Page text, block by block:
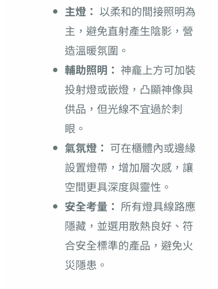
主燈： 以柔和的間接照明為
主，避免直射產生陰影，營
造溫暖氛圍。
輔助照明： 神龕上方可加裝
投射燈或嵌燈，凸顯神像與
供品，但光線不宜過於刺
眼。
氣氛燈： 可在櫃體內或邊緣
設置燈帶，增加層次感，讓
空間更具深度與靈性。
安全考量： 所有燈具線路應
隱藏，並選用散熱良好、符
合安全標準的產品，避免火
災隱患。